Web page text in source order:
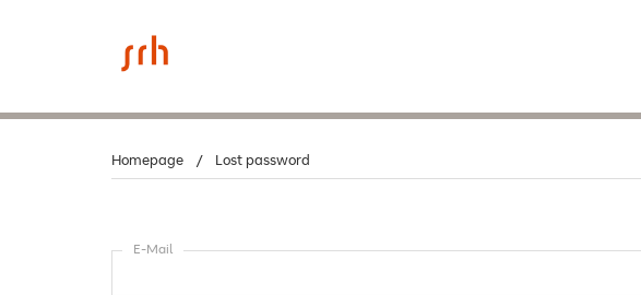
Homepage Lost password
E-Mail